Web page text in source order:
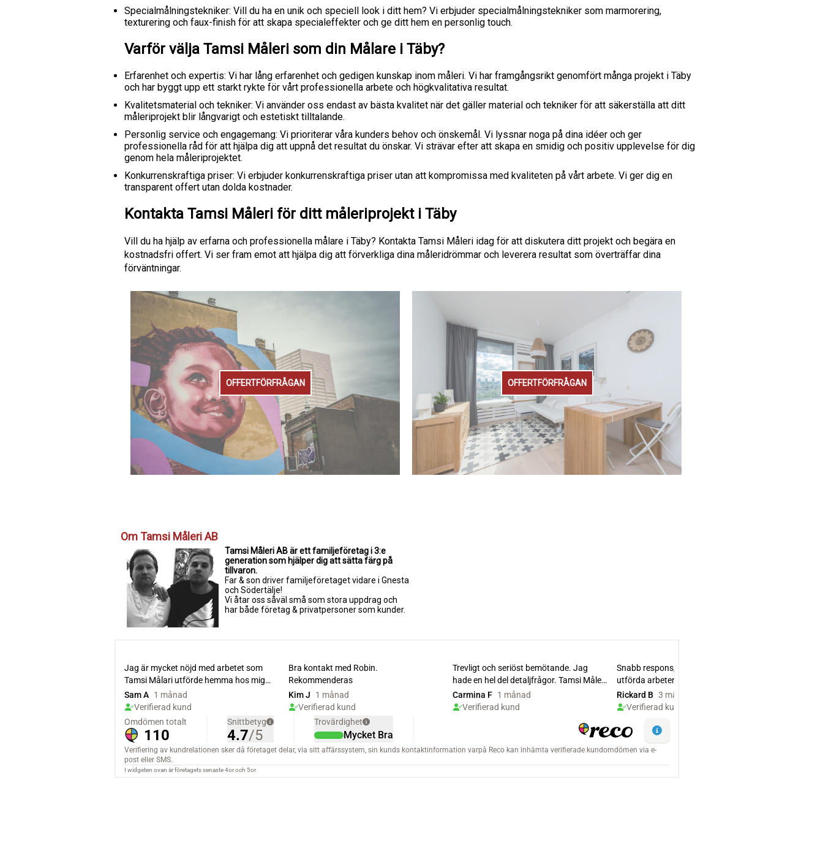
Specialmålningstekniker: Vill du ha en unik och speciell look i ditt hem? Vi erbjuder specialmålningstekniker som marmorering,
texturering och faux-finish för att skapa specialeffekter och ge ditt hem en personlig touch.
Varför välja Tamsi Måleri som din Målare i Täby?
Erfarenhet och expertis: Vi har lång erfarenhet och gedigen kunskap inom måleri. Vi har framgångsrikt genomfört många projekt i Täby
och har byggt upp ett starkt rykte för vårt professionella arbete och högkvalitativa resultat.
Kvalitetsmaterial och tekniker: Vi använder oss endast av bästa kvalitet när det gäller material och tekniker för att säkerställa att ditt
måleriprojekt blir långvarigt och estetiskt tilltalande.
Personlig service och engagemang: Vi prioriterar våra kunders behov och önskemål. Vi lyssnar noga på dina idéer och ger
professionella råd för att hjälpa dig att uppnå det resultat du önskar. Vi strävar efter att skapa en smidig och positiv upplevelse för dig
genom hela måleriprojektet.
Konkurrenskraftiga priser: Vi erbjuder konkurrenskraftiga priser utan att kompromissa med kvaliteten på vårt arbete. Vi ger dig en
transparent offert utan dolda kostnader.
Kontakta Tamsi Måleri för ditt måleriprojekt i Täby
Vill du ha hjälp av erfarna och professionella målare i Täby? Kontakta Tamsi Måleri idag för att diskutera ditt projekt och begära en
kostnadsfri offert. Vi ser fram emot att hjälpa dig att förverkliga dina måleridrömmar och leverera resultat som överträffar dina
förväntningar.
OFFERTFÖRFRÅGAN OFFERTFÖRFRÅGAN
Om Tamsi Måleri AB
Tamsi Måleri AB är ett familjeföretag i 3:e
generation som hjälper dig att sätta färg på
tillvaron.
Far & son driver familjeföretaget vidare i Gnesta
och Södertälje!
Vi åtar oss såväl små som stora uppdrag och
har både företag & privatpersoner som kunder.